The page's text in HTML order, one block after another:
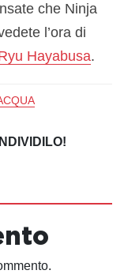
che Ninja
l’ora di
Hayabusa.